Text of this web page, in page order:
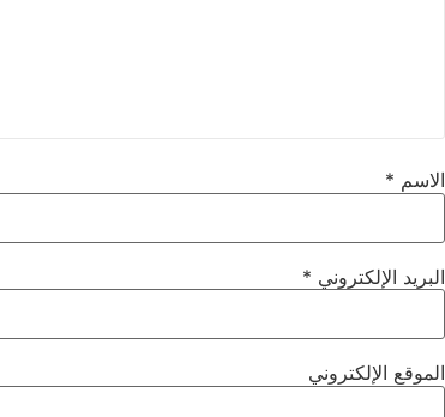
الاسم *
البريد الإلكتروني *
الموقع الإلكتروني